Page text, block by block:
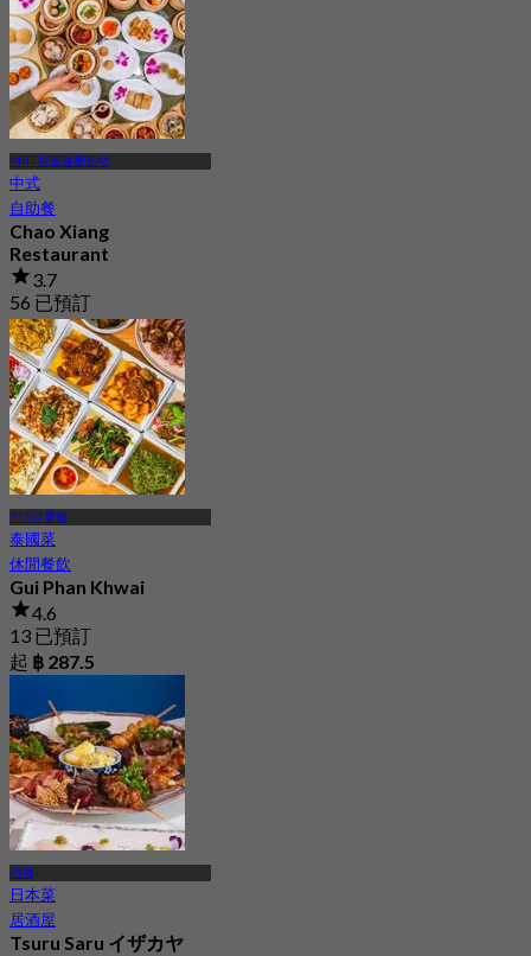
MRT 拉差達披色站
中式
自助餐
Chao Xiang
Restaurant
3.7
56 已預訂
起฿ 649
BTS 沙攀魁
泰國菜
休閒餐飲
Gui Phan Khwai
4.6
13 已預訂
起 ฿ 287.5
叻抛
日本菜
居酒屋
Tsuru Saru イザカヤ